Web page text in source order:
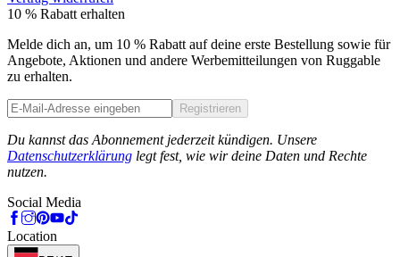
10 % Rabatt erhalten
Melde dich an, um 10 % Rabatt auf deine erste Bestellung sowie für
Angebote, Aktionen und andere Werbemitteilungen von Ruggable
zu erhalten.
Registrieren
Du kannst das Abonnement jederzeit kündigen. Unsere
Datenschutzerklärung legt fest, wie wir deine Daten und Rechte
nutzen.
Social Media
Location